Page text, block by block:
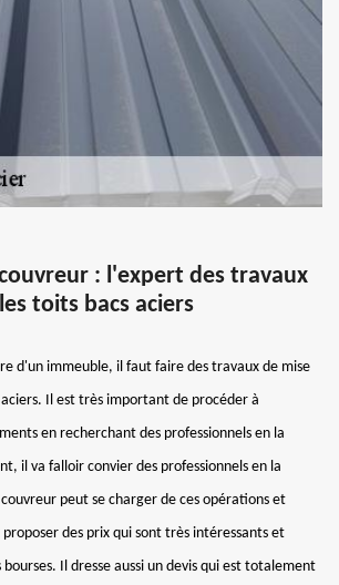
: l'expert des travaux
toits bacs aciers
d'un immeuble, il faut faire des travaux de mise
Il est très important de procéder à
en recherchant des professionnels en la
il va falloir convier des professionnels en la
peut se charger de ces opérations et
des prix qui sont très intéressants et
bourses. Il dresse aussi un devis qui est totalement